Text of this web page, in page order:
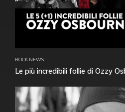
ROCK NEWS
Le più incredibili follie di Ozzy